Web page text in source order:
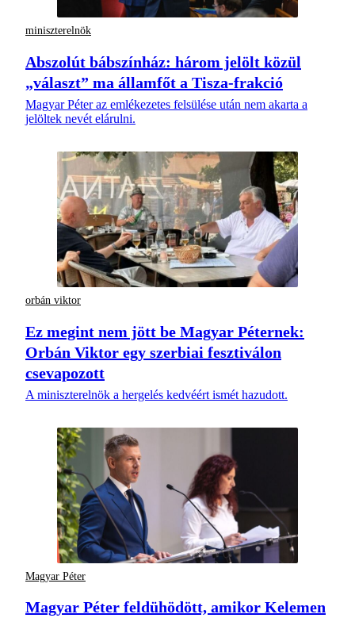
miniszterelnök
Abszolút bábszínház: három jelölt közül
„választ” ma államfőt a Tisza-frakció
Magyar Péter az emlékezetes felsülése után nem akarta a
jelöltek nevét elárulni.
orbán viktor
Ez megint nem jött be Magyar Péternek:
Orbán Viktor egy szerbiai fesztiválon
csevapozott
A miniszterelnök a hergelés kedvéért ismét hazudott.
Magyar Péter
Magyar Péter feldühödött, amikor Kelemen